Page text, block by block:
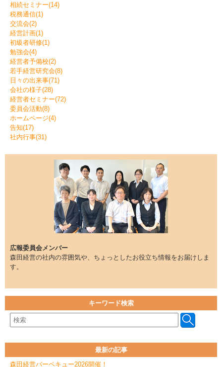
相続セミナー(14)
税務通信(1)
交流会(2)
経営計画(1)
初級者研修(1)
勉強会(4)
経営者予備校(2)
若手経営研究会(8)
日々の出来事(71)
会社の様子(28)
経営者セミナー(72)
委員会活動(8)
ホームページ(4)
告知(17)
社内行事(31)
広報委員会メンバー
森田経営の社内の雰囲気や、ちょっとしたお役立ち情報をお届けしま
す。
キーワード検索
最新の記事
森田経営バーベキュー2026開催！